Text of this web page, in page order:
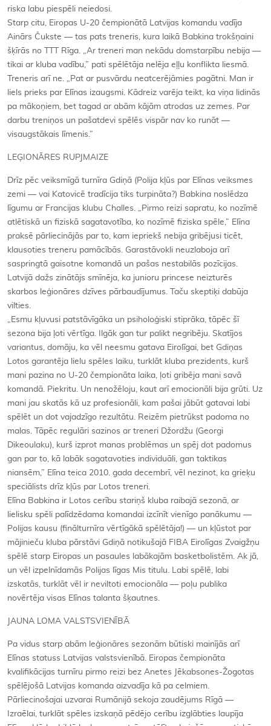
riska labu piespēli neiedosi.
Starp citu, Eiropas U-20 čempionātā Latvijas komandu vadīja
Ainārs Čukste — tas pats treneris, kura laikā Babkina trokšņaini
šķīrās no TTT Rīga. „Ar treneri man nekādu domstarpību nebija —
tikai ar kluba vadību,” pati spēlētāja nelēja eļļu konflikta liesmā.
Treneris arī ne. „Pat ar pusvārdu neatcerējāmies pagātni. Man ir
liels prieks par Elīnas izaugsmi. Kādreiz varēja teikt, ka viņa lidinās
pa mākoņiem, bet tagad ar abām kājām atrodas uz zemes. Par
darbu treniņos un pašatdevi spēlēs vispār nav ko runāt —
visaugstākais līmenis.”
LEĢIONĀRES RUPJMAIZE
Drīz pēc veiksmīgā turnīra Gdiņā (Polija kļūs par Elīnas veiksmes
zemi — vai Katovicē tradīcija tiks turpināta?) Babkina noslēdza
līgumu ar Francijas klubu Challes. „Pirmo reizi sapratu, ko nozīmē
atlētiskā un fiziskā sagatavotība, ko nozīmē fiziska spēle,” Elīna
praksē pārliecinājās par to, kam iepriekš nebija gribējusi ticēt,
klausoties treneru pamācībās. Garastāvokli neuzlaboja arī
saspringtā gaisotne komandā un pašas nestabilās pozīcijas.
Latvijā dažs zinātājs smīnēja, ka junioru princese neizturēs
skarbos leģionāres dzīves pārbaudījumus. Taču skeptiķi dabūja
vilties.
„Esmu kļuvusi patstāvīgāka un psiholoģiski stiprāka, tāpēc šī
sezona bija ļoti vērtīga. Ilgāk gan tur palikt negribēju. Skatījos
variantus, domāju, ka vēl neesmu gatava Eirolīgai, bet Gdiņas
Lotos garantēja lielu spēles laiku, turklāt kluba prezidents, kurš
mani pazina no U-20 čempionāta laika, ļoti gribēja mani savā
komandā. Piekritu. Un nenožēloju, kaut arī emocionāli bija grūti. Uz
mani jau skatās kā uz profesionāli, kam pašai jābūt gatavai labi
spēlēt un dot vajadzīgo rezultātu. Reizēm pietrūkst padoma no
malas. Tāpēc regulāri sazinos ar treneri Džordžu (Georgi
Dikeoulaku), kurš izprot manas problēmas un spēj dot padomus
gan par to, kā labāk sagatavoties individuāli, gan taktikas
niansēm,” Elīna teica 2010. gada decembrī, vēl nezinot, ka grieķu
speciālists drīz kļūs par Lotos treneri.
Elīna Babkina ir Lotos cerību stariņš kluba raibajā sezonā, ar
lielisku spēli palīdzēdama komandai izcīnīt vienīgo panākumu —
Polijas kausu (finālturnīra vērtīgākā spēlētāja!) — un kļūstot par
mājinieču kluba pārstāvi Gdiņā notikušajā FIBA Eirolīgas Zvaigžņu
spēlē starp Eiropas un pasaules labākajām basketbolistēm. Ak jā,
un vēl izpelnīdamās Polijas līgas Mis titulu. Labi spēlē, labi
izskatās, turklāt vēl ir neviltoti emocionāla — poļu publika
novērtēja visas Elīnas talanta šķautnes.
JAUNA LOMA VALSTSVIENĪBĀ
Pa vidus starp abām leģionāres sezonām būtiski mainījās arī
Elīnas statuss Latvijas valstsvienībā. Eiropas čempionāta
kvalifikācijas turnīru pirmo reizi bez Anetes Jēkabsones-Žogotas
spēlējošā Latvijas komanda aizvadīja kā pa celmiem.
Pārliecinošajai uzvarai Rumānijā sekoja zaudējums Rīgā —
Izraēlai, turklāt spēles izskaņā pēdējo cerību izglābties laupīja